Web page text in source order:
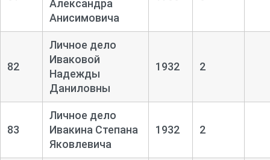
Александра
Анисимовича
82
Личное дело
Иваковой
Надежды
Даниловны
1932 2
83
Личное дело
Ивакина Степана
Яковлевича
1932 2